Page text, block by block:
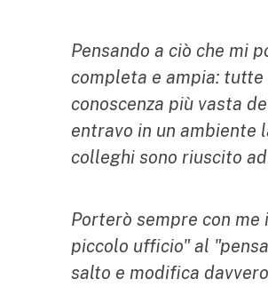
Pensando a ciò che mi
completa e ampia:
conoscenza più vasta
entravo in un ambiente
colleghi sono riuscito
Porterò sempre con
piccolo ufficio" al
salto e modifica